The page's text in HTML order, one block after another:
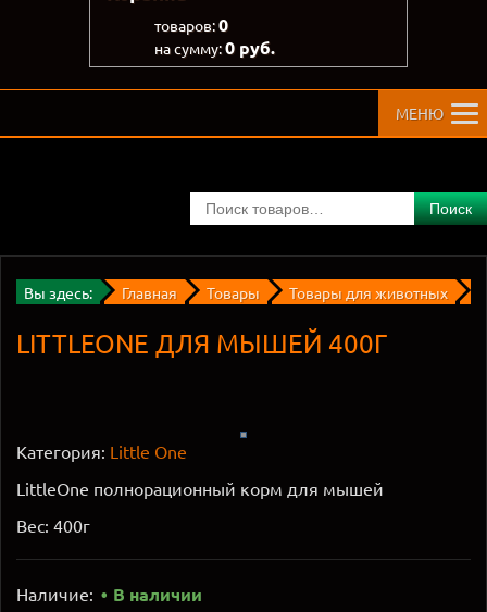
товаров:0
на сумму:0 руб.
МЕНЮ
Поиск
Вы здесь: Главная Товары Товары для животных
LITTLEONE ДЛЯ МЫШЕЙ 400Г
Категория: Little One
LittleOne полнорационный корм для мышей
Вес: 400г
Наличие: В наличии